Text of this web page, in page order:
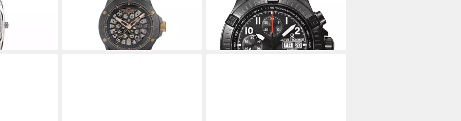
Small
-51%
lieferbar - in 2-3 Werktagen bei dir